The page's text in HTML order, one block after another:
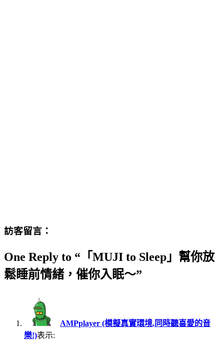
訪客留言：
One Reply to “「MUJI to Sleep」幫你放
鬆睡前情緒，催你入眠～”
AMPplayer (模擬真實環境,同時聽喜愛的音
樂!)表示: